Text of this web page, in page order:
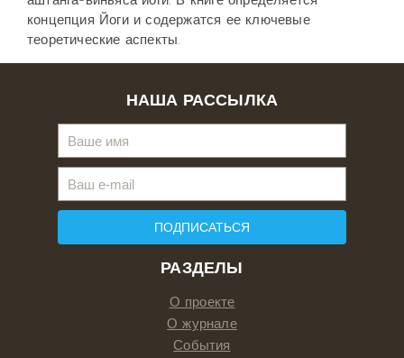
концепция Йоги и содержатся ее клю­чевые
теоретические аспекты.
РАЗДЕЛЫ
О проекте
О журнале
События
НАША РАССЫЛКА
ПОДПИСАТЬСЯ